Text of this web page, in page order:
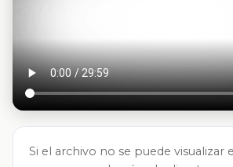
Si el archivo no se puede visualizar